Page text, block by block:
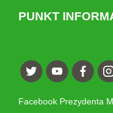
PUNKT
Facebook Prezydenta